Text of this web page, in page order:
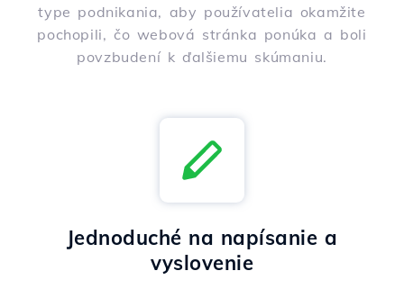
type podnikania, aby používatelia okamžite
pochopili, čo webová stránka ponúka a boli
povzbudení k ďalšiemu skúmaniu.
Jednoduché na napísanie a
vyslovenie